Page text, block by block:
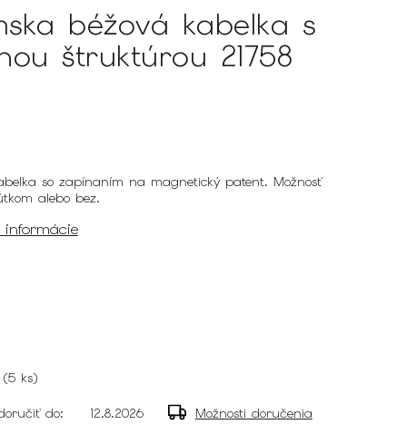
béžová kabelka s
štruktúrou 21758
so zapínaním na magnetický patent. Možnosť
alebo bez.
informácie
(5 ks)
do: 12.8.2026 Možnosti doručenia